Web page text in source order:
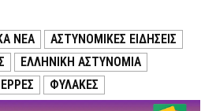
ΝΕΑ
ΑΣΤΥΝΟΜΙΚΕΣ ΕΙΔΗΣΕΙΣ
ΕΛΛΗΝΙΚΗ ΑΣΤΥΝΟΜΙΑ
ΦΥΛΑΚΕΣ